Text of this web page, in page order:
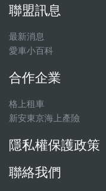
聯盟訊息
最新消息
愛車小百科
合作企業
格上租車
新安東京海上產險
隱私權保護政策
聯絡我們